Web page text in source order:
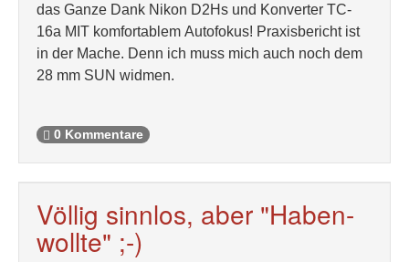
das Ganze Dank Nikon D2Hs und Konverter TC-
16a MIT komfortablem Autofokus! Praxisbericht ist
in der Mache. Denn ich muss mich auch noch dem
28 mm SUN widmen.
0 Kommentare
Völlig sinnlos, aber "Haben-
wollte" ;-)